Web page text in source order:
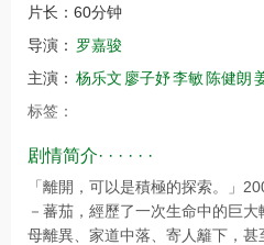
片长： 60分钟
导演： 罗嘉骏
主演： 杨乐文 廖子妤李敏 陈健朗
标签：
剧情简介· · · · · ·
「離開，可以是積極的探索。」
－蕃茄，經歷了一次生命中的巨
母離異、家道中落、寄人籬下，